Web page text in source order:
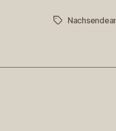
Schlagwörter